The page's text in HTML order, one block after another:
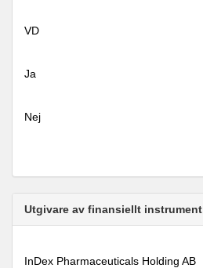
VD
Ja
Nej
Utgivare av finansiellt instrument
InDex Pharmaceuticals Holding AB